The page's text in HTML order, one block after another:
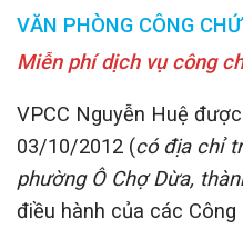
VĂN PHÒNG CÔNG
Miễn phí dịch vụ công
VPCC Nguyễn Huệ
03/10/2012 (có địa chỉ
phường Ô Chợ Dừa,
điều hành của các